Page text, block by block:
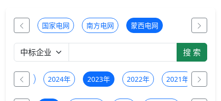
国家电网 南方电网 蒙西电网
2025年 2024年 2023年 2022年 2021年